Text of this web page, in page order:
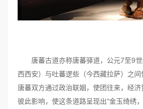
唐蕃古道亦称唐蕃驿道，公元7至9世
西西安）与吐蕃逻些（今西藏拉萨）之间
唐蕃双方通过政治联姻，使团往来，经
彼此影响，使这条道路呈现出“金玉绮绣